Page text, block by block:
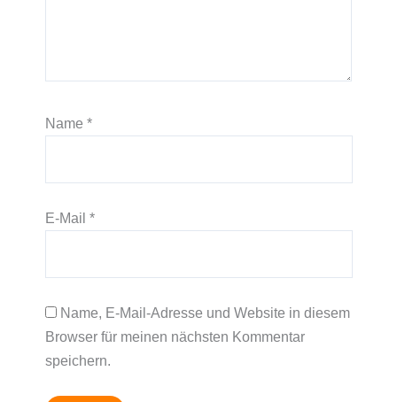
Name *
E-Mail *
Name, E-Mail-Adresse und Website in diesem
Browser für meinen nächsten Kommentar
speichern.